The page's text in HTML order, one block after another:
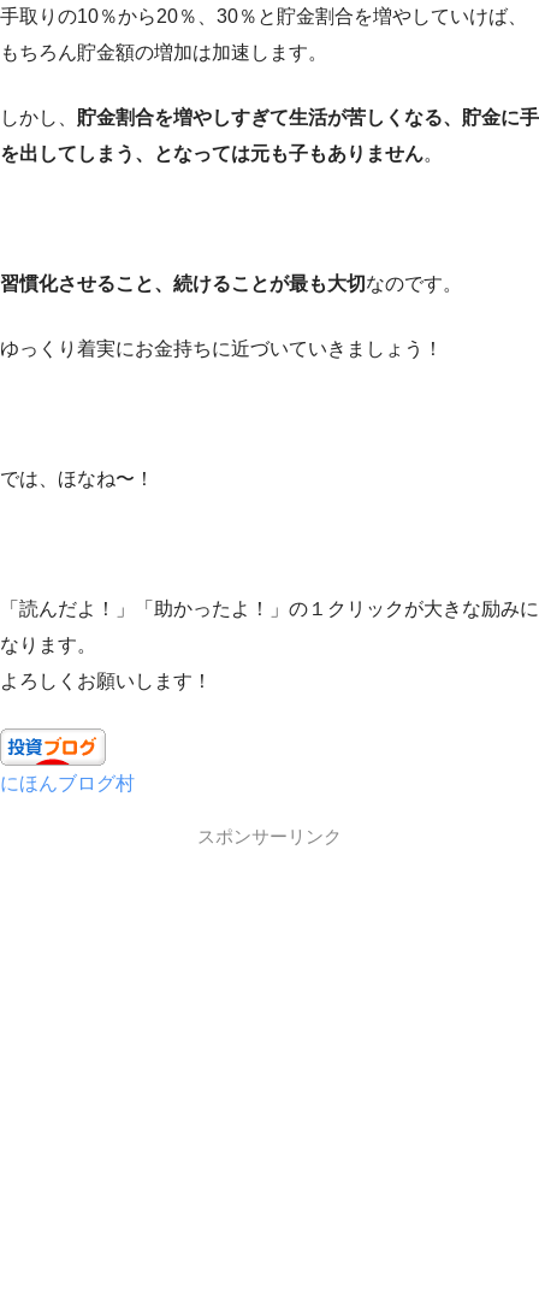
手取りの10％から20％、30％と貯金割合を増やしていけば、
もちろん貯金額の増加は加速します。
しかし、 貯金割合を増やしすぎて生活が苦しくなる、貯金に手
を出してしまう、となっては元も子もありません。
習慣化させること、続けることが最も大切 なのです。
ゆっくり着実にお金持ちに近づいていきましょう！
では、ほなね〜！
「読んだよ！」「助かったよ！」の１クリックが大きな励みに
なります。
よろしくお願いします！
にほんブログ村
スポンサーリンク